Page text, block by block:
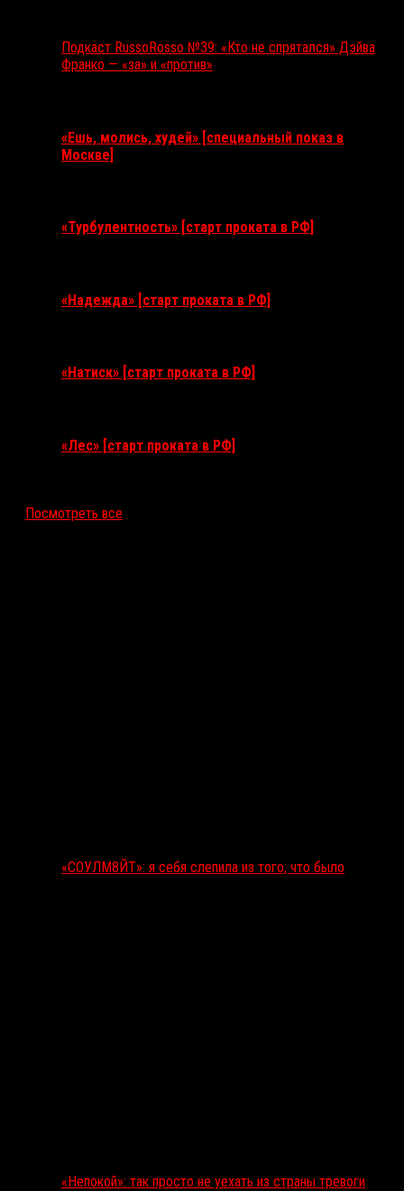
Подкаст RussoRosso №39: «Кто не спрятался» Дэйва
Франко — «за» и «против»
«Ешь, молись, худей» [специальный показ в
Москве]
«Турбулентность» [старт проката в РФ]
«Надежда» [старт проката в РФ]
«Натиск» [старт проката в РФ]
«Лес» [старт проката в РФ]
Посмотреть все
«СОУЛМ8ЙТ»: я себя слепила из того, что было
«Непокой»: так просто не уехать из страны тревоги